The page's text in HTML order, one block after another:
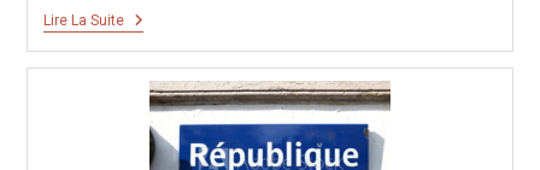
Lire La Suite
Dernier
Piste ?